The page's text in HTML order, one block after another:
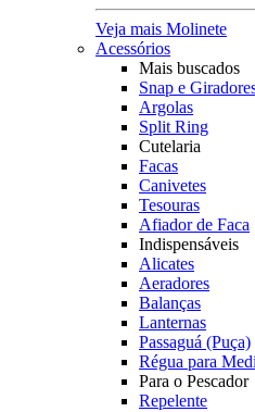
Veja mais Molinete
Acessórios
Mais buscados
Snap e
Argolas
Split Ring
Cutelaria
Facas
Canivetes
Tesouras
Afiador de Faca
Indispensáveis
Alicates
Aeradores
Balanças
Lanternas
Passaguá (Puça)
Régua para
Para o Pescador
Repelente